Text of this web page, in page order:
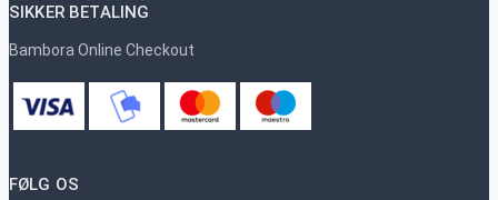
SIKKER BETALING
Bambora Online Checkout
FØLG OS